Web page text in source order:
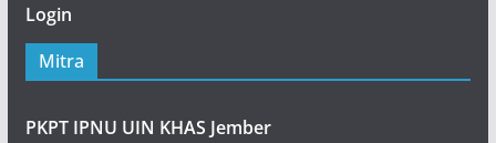
Login
Mitra
PKPT IPNU UIN KHAS Jember